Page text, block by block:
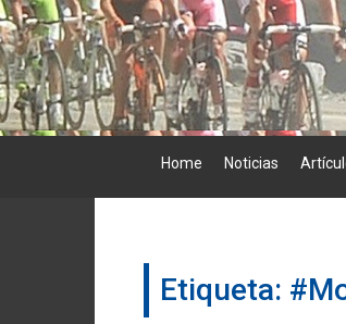
Skip
to
content
Home Noticias
Etiqueta: